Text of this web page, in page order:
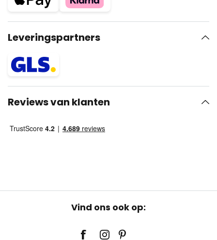
Leveringspartners
Reviews van klanten
Vind ons ook op: